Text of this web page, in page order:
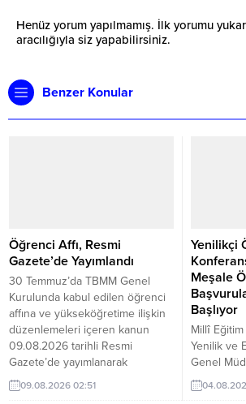
Henüz yorum yapılmamış. İlk yorumu
aracılığıyla siz yapabilirsiniz.
Benzer Konular
Öğrenci Affı, Resmi
Gazete’de Yayımlandı
30 Temmuz’da TBMM Genel
Kurulunda kabul edilen öğrenci
affına ve yükseköğretime ilişkin
düzenlemeleri içeren kanun
09.08.2026 tarihli Resmi
Gazete’de yayımlanarak
yürürlüğe girdi. Üniversite
Öğrencilerine Yeniden Dönüş
09.08.2026 02:51
Yenilikçi
Meşale
Başlıyor
Millî Eğitim
Yenilik ve
Genel